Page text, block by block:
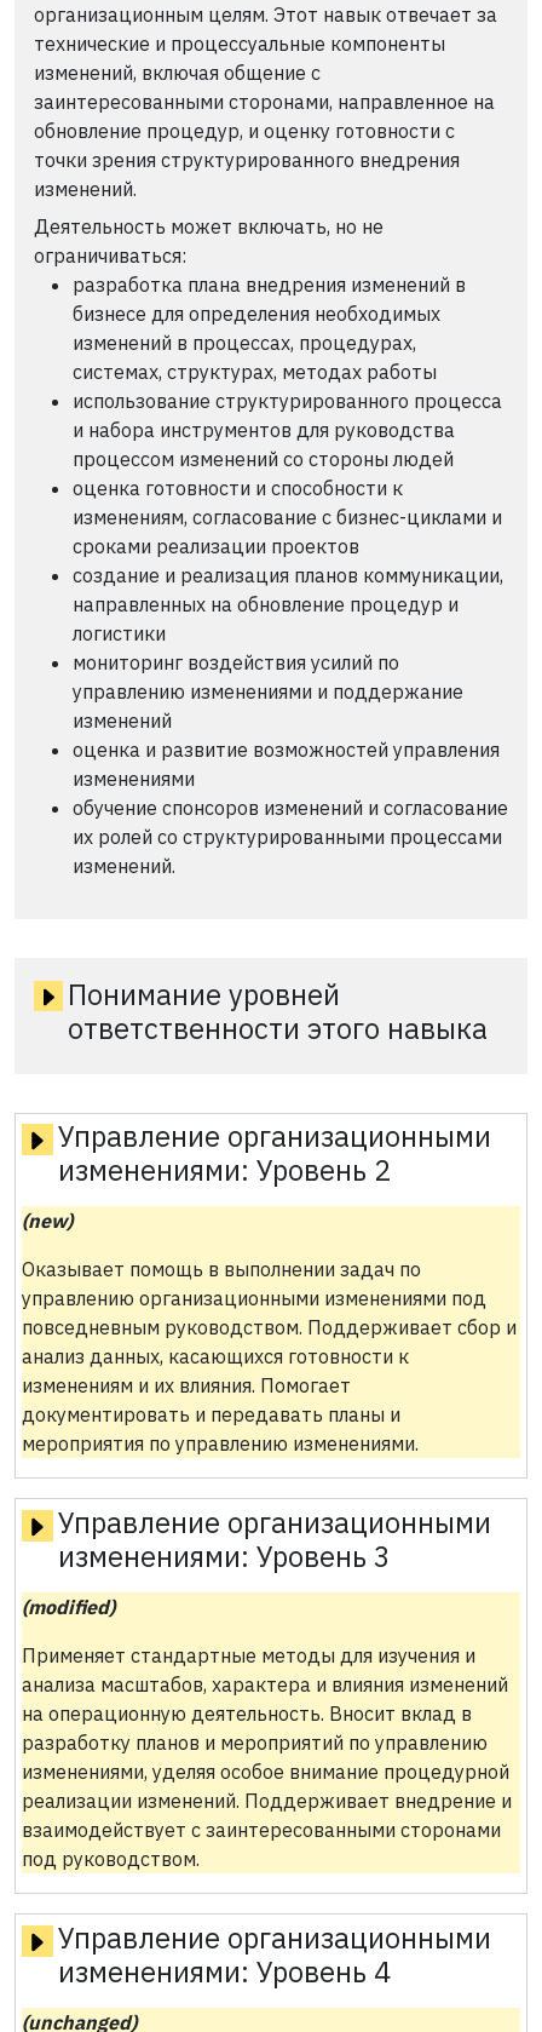
организационным целям. Этот навык отвечает за
технические и процессуальные компоненты
изменений, включая общение с
заинтересованными сторонами, направленное на
обновление процедур, и оценку готовности с
точки зрения структурированного внедрения
изменений.
Деятельность может включать, но не
ограничиваться:
разработка плана внедрения изменений в
бизнесе для определения необходимых
изменений в процессах, процедурах,
системах, структурах, методах работы
использование структурированного процесса
и набора инструментов для руководства
процессом изменений со стороны людей
оценка готовности и способности к
изменениям, согласование с бизнес-циклами и
сроками реализации проектов
создание и реализация планов коммуникации,
направленных на обновление процедур и
логистики
мониторинг воздействия усилий по
управлению изменениями и поддержание
изменений
оценка и развитие возможностей управления
изменениями
обучение спонсоров изменений и согласование
их ролей со структурированными процессами
изменений.
Понимание уровней
ответственности этого навыка
Управление организационными
изменениями: Уровень 2
(new)
Оказывает помощь в выполнении задач по
управлению организационными изменениями под
повседневным руководством. Поддерживает сбор и
анализ данных, касающихся готовности к
изменениям и их влияния. Помогает
документировать и передавать планы и
мероприятия по управлению изменениями.
Управление организационными
изменениями: Уровень 3
(modified)
Применяет стандартные методы для изучения и
анализа масштабов, характера и влияния изменений
на операционную деятельность. Вносит вклад в
разработку планов и мероприятий по управлению
изменениями, уделяя особое внимание процедурной
реализации изменений. Поддерживает внедрение и
взаимодействует с заинтересованными сторонами
под руководством.
Управление организационными
изменениями: Уровень 4
(unchanged)